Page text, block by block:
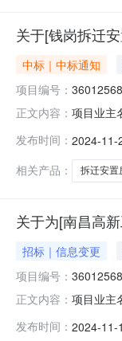
关于[钱岗拆迁
中标｜中标通知
项目编号：
正文内容： 项目业主
制价及支
发布时间： 2024-11-
相关产品：
拆迁安置
关于为[南昌高
招标｜信息变更
项目编号：
正文内容： 项目业主
〔2021
发布时间： 2024-11-